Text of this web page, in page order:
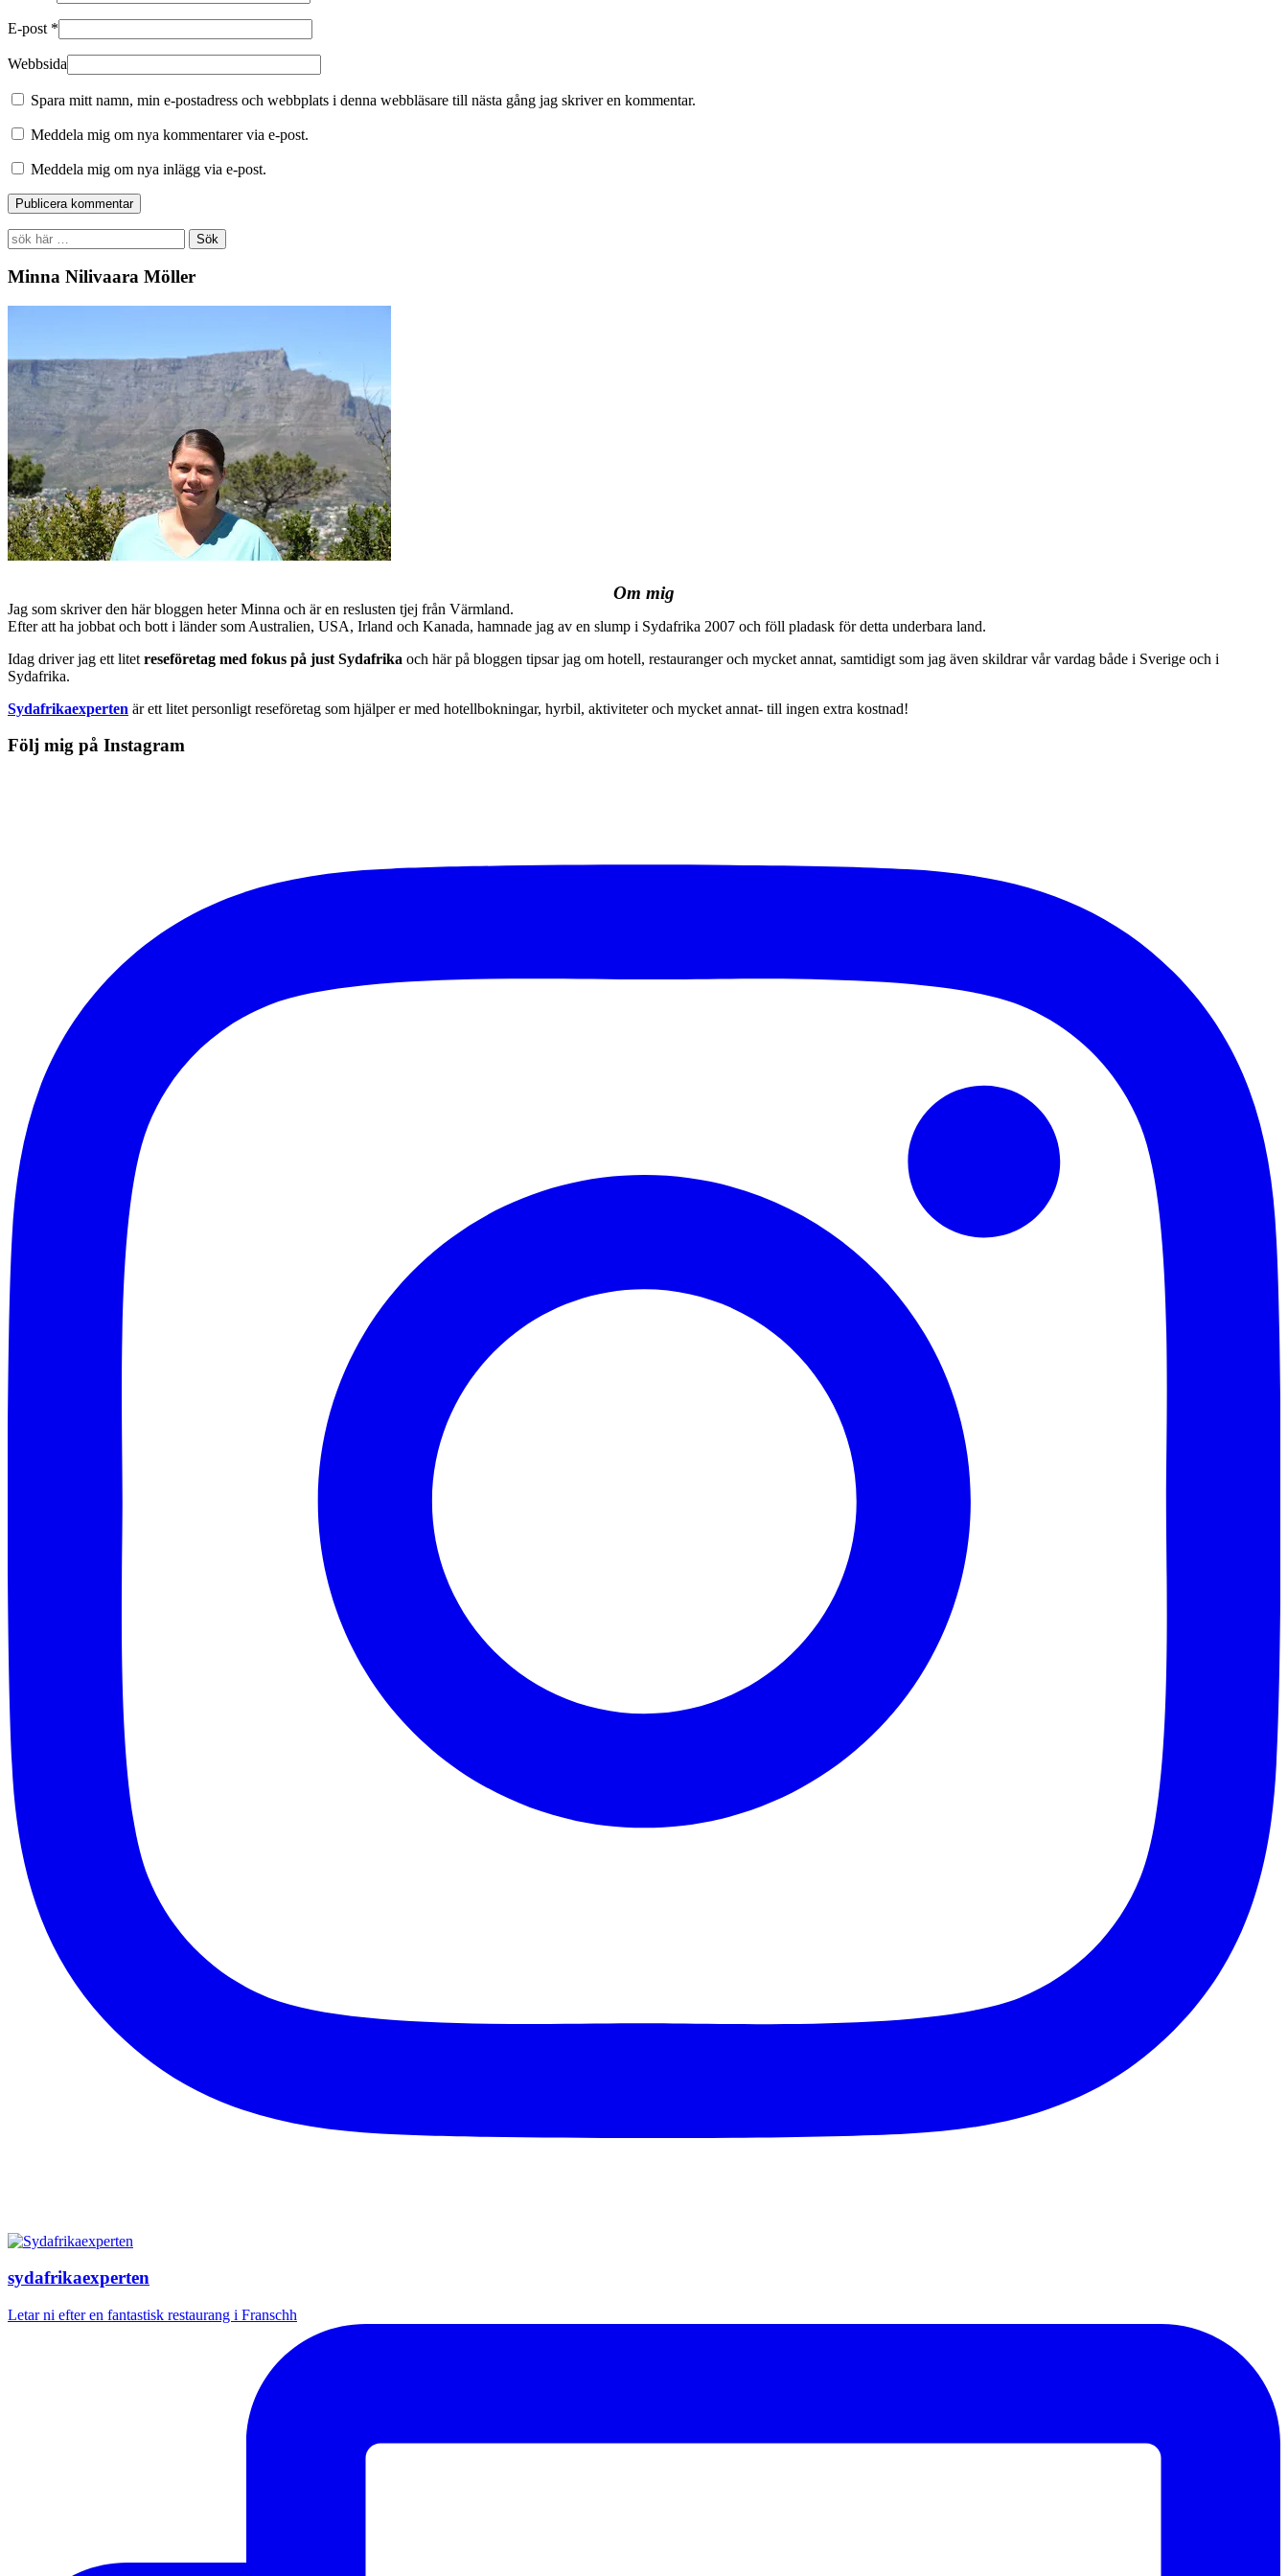
E-post *
Webbsida
Spara mitt namn, min e-postadress och webbplats i denna webbläsare till nästa gång jag skriver en kommentar.
Meddela mig om nya kommentarer via e-post.
Meddela mig om nya inlägg via e-post.
Search
for:
Minna Nilivaara Möller
Om mig
Jag som skriver den här bloggen heter Minna och är en reslusten tjej från Värmland.
Efter att ha jobbat och bott i länder som Australien, USA, Irland och Kanada, hamnade jag av en slump i Sydafrika 2007 och föll pladask för detta underbara land.
Idag driver jag ett litet reseföretag med fokus på just Sydafrika och här på bloggen tipsar jag om hotell, restauranger och mycket annat, samtidigt som jag även skildrar vår vardag både i Sverige och i
Sydafrika.
Sydafrikaexperten är ett litet personligt reseföretag som hjälper er med hotellbokningar, hyrbil, aktiviteter och mycket annat- till ingen extra kostnad!
Följ mig på Instagram
sydafrikaexperten
Letar ni efter en fantastisk restaurang i Franschh